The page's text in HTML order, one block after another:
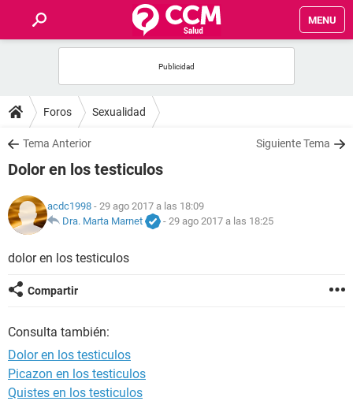
MENU
FOROS
SALUD
NUTRICIÓN
BIENESTAR
SEXUALIDAD
Foros Sexualidad
Tema Anterior Siguiente Tema
Dolor en los testiculos
acdc1998 - 29 ago 2017 a las 18:09
Dra. Marta Marnet
- 29 ago 2017 a las 18:25
dolor en los testiculos
Compartir
Consulta también:
Dolor en los testiculos
Picazon en los testiculos
Quistes en los testiculos